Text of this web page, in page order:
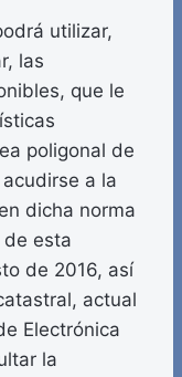
utilizar,
las
que le
poligonal de
a la
dicha norma
de esta
de 2016, así
actual
Electrónica
la